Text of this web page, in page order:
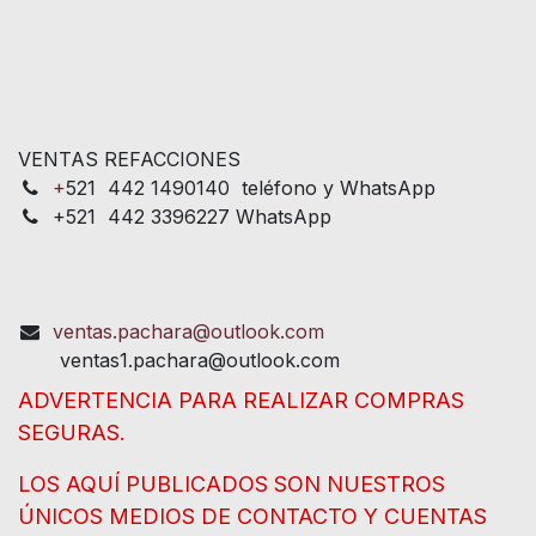
VENTAS REFACCIONES
+521 442 1490140 teléfono y WhatsApp
+521 442 3396227 WhatsApp
ventas.pachara@outlook.com
ventas1.pachara@outlook.com
ADVERTENCIA PARA REALIZAR COMPRAS
SEGURAS.
LOS AQUÍ PUBLICADOS SON NUESTROS
ÚNICOS MEDIOS DE CONTACTO Y CUENTAS